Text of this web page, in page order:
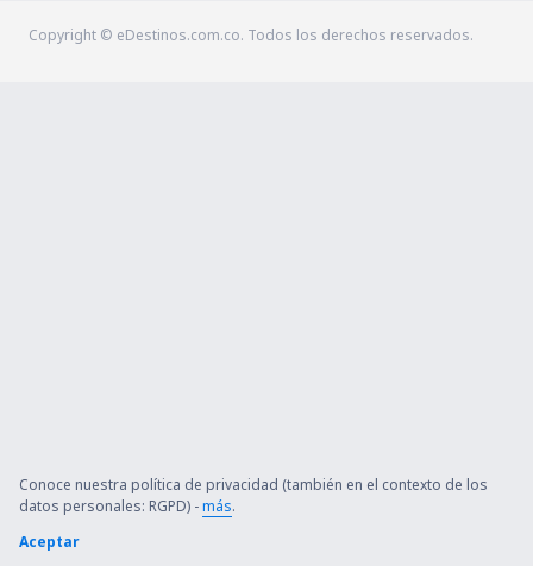
Copyright © eDestinos.com.co. Todos los derechos reservados.
Conoce nuestra política de privacidad (también en el contexto de los
datos personales: RGPD) -más.
Aceptar